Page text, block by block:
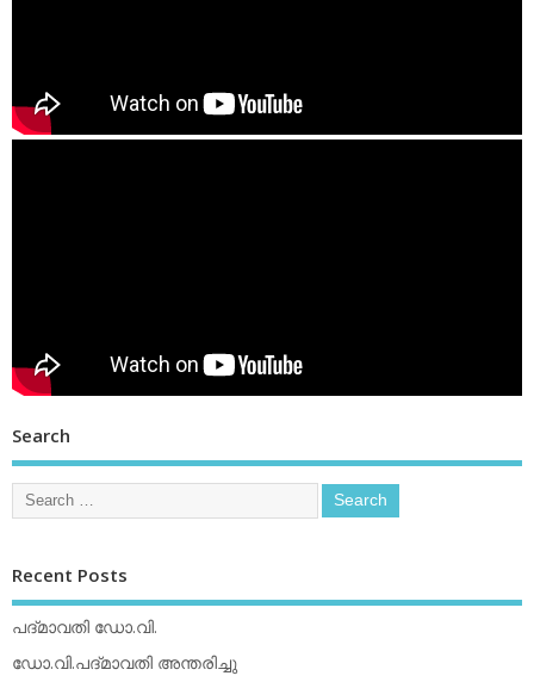
Search
Recent Posts
പദ്മാവതി ഡോ.വി.
ഡോ.വി.പദ്മാവതി അന്തരിച്ചു